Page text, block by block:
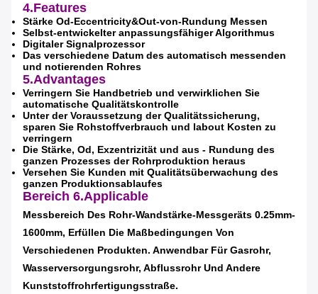
4.Features
Stärke Od-Eccentricity&Out-von-Rundung Messen
Selbst-entwickelter anpassungsfähiger Algorithmus
Digitaler Signalprozessor
Das verschiedene Datum des automatisch messenden
und notierenden Rohres
5.Advantages
Verringern Sie Handbetrieb und verwirklichen Sie
automatische Qualitätskontrolle
Unter der Voraussetzung der Qualitätssicherung,
sparen Sie Rohstoffverbrauch und labout Kosten zu
verringern
Die Stärke, Od, Exzentrizität und aus - Rundung des
ganzen Prozesses der Rohrproduktion heraus
Versehen Sie Kunden mit Qualitätsüberwachung des
ganzen Produktionsablaufes
Bereich 6.Applicable
Messbereich Des Rohr-Wandstärke-Messgeräts 0.25mm-
1600mm, Erfüllen Die Maßbedingungen Von
Verschiedenen Produkten. Anwendbar Für Gasrohr,
Wasserversorgungsrohr, Abflussrohr Und Andere
Kunststoffrohrfertigungsstraße.